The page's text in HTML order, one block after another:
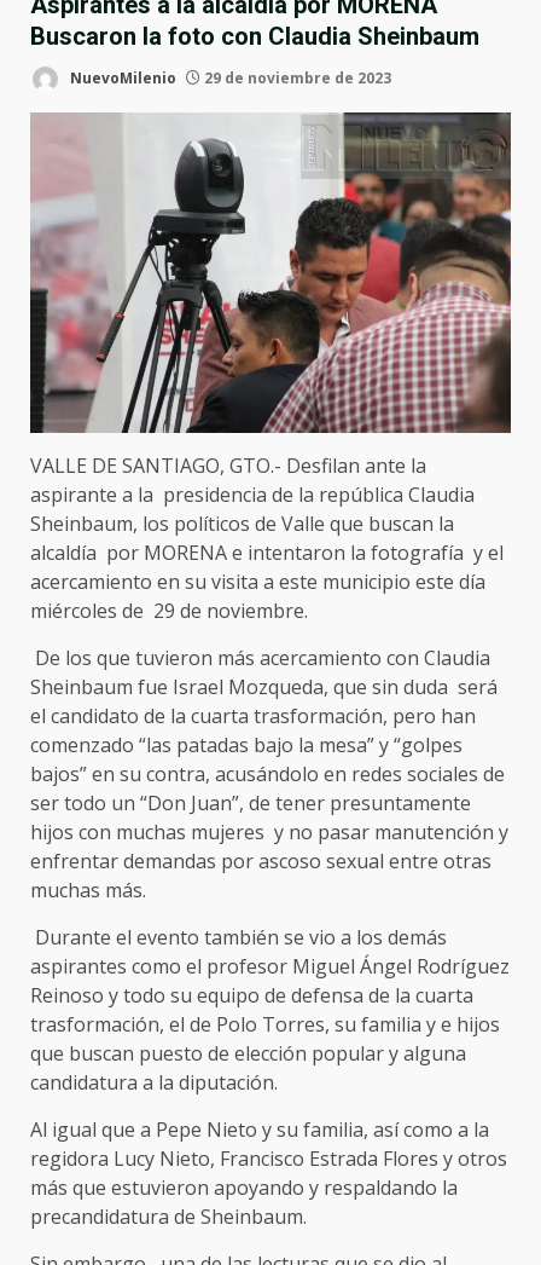
Buscaron la foto con Claudia Sheinbaum
NuevoMilenio 29 de noviembre de 2023
VALLE DE SANTIAGO, GTO.- Desfilan ante la
aspirante a la presidencia de la república Claudia
Sheinbaum, los políticos de Valle que buscan la
alcaldía por MORENA e intentaron la fotografía y el
acercamiento en su visita a este municipio este día
miércoles de 29 de noviembre.
De los que tuvieron más acercamiento con Claudia
Sheinbaum fue Israel Mozqueda, que sin duda será
el candidato de la cuarta trasformación, pero han
comenzado “las patadas bajo la mesa” y “golpes
bajos” en su contra, acusándolo en redes sociales de
ser todo un “Don Juan”, de tener presuntamente
hijos con muchas mujeres y no pasar manutención y
enfrentar demandas por ascoso sexual entre otras
muchas más.
Durante el evento también se vio a los demás
aspirantes como el profesor Miguel Ángel Rodríguez
Reinoso y todo su equipo de defensa de la cuarta
trasformación, el de Polo Torres, su familia y e hijos
que buscan puesto de elección popular y alguna
candidatura a la diputación.
Al igual que a Pepe Nieto y su familia, así como a la
regidora Lucy Nieto, Francisco Estrada Flores y otros
más que estuvieron apoyando y respaldando la
precandidatura de Sheinbaum.